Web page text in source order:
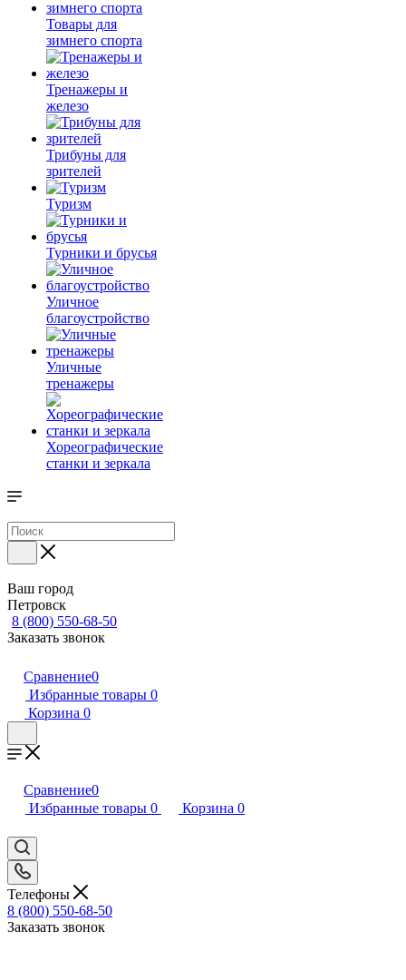
Товары для
зимнего спорта
Тренажеры и
железо
Трибуны для
зрителей
Туризм
Турники и брусья
Уличное
благоустройство
Уличные
тренажеры
Хореографические
станки и зеркала
Ваш город
Петровск
8 (800) 550-68-50
Заказать звонок
Сравнение0
Избранные товары 0
Корзина 0
Сравнение0
Избранные товары 0 Корзина 0
Телефоны
8 (800) 550-68-50
Заказать звонок